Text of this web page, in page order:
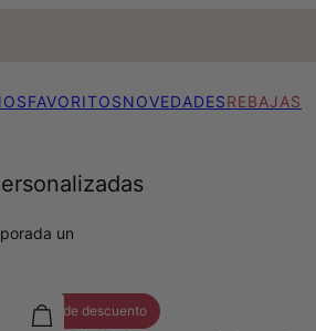
FAVORITOSNOVEDADESREBAJAS
un
25% de descuento